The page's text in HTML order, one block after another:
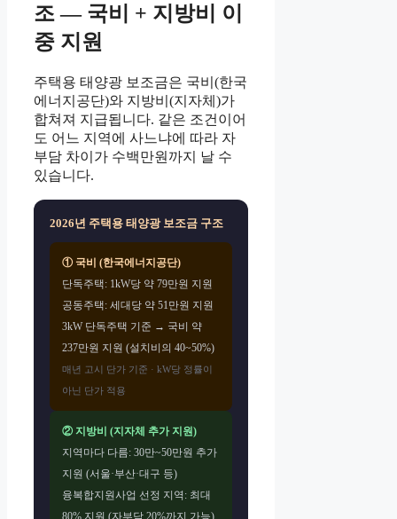
조 — 국비 + 지방비 이
중 지원
주택용 태양광 보조금은 국비(한국
에너지공단)와 지방비(지자체)가
합쳐져 지급됩니다. 같은 조건이어
도 어느 지역에 사느냐에 따라 자
부담 차이가 수백만원까지 날 수
있습니다.
2026년 주택용 태양광 보조금 구조
① 국비 (한국에너지공단)
단독주택: 1kW당 약 79만원 지원
공동주택: 세대당 약 51만원 지원
3kW 단독주택 기준 → 국비 약
237만원 지원 (설치비의 40~50%)
매년 고시 단가 기준 · kW당 정률이
아닌 단가 적용
② 지방비 (지자체 추가 지원)
지역마다 다름: 30만~50만원 추가
지원 (서울·부산·대구 등)
융복합지원사업 선정 지역: 최대
80% 지원 (자부담 20%까지 가능)